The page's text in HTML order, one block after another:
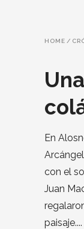
HOME /
En
con el
Juan
paisaje.